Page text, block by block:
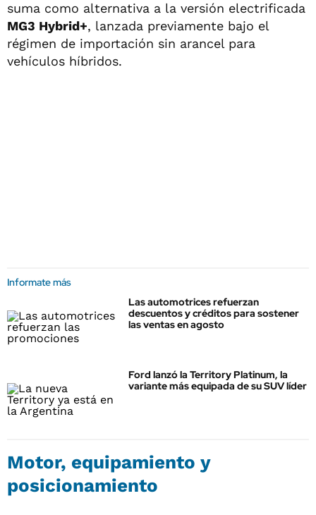
suma como alternativa a la versión electrificada
MG3 Hybrid+, lanzada previamente bajo el
régimen de importación sin arancel para
vehículos híbridos.
Informate más
Las automotrices refuerzan
descuentos y créditos para sostener
las ventas en agosto
Ford lanzó la Territory Platinum, la
variante más equipada de su SUV líder
Motor, equipamiento y
posicionamiento